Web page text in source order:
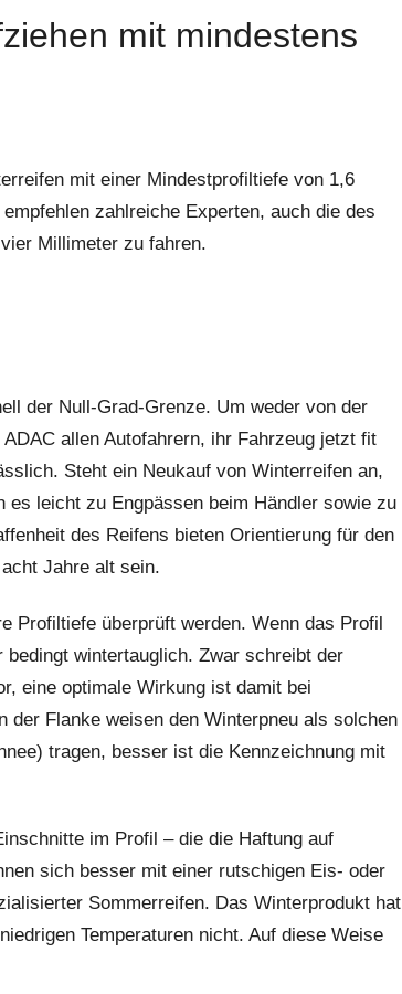
mit mindestens
mit einer Mindestprofiltiefe von 1,6
zahlreiche Experten, auch die des
Millimeter zu fahren.
der Null-Grad-Grenze. Um weder von der
allen Autofahrern, ihr Fahrzeug jetzt fit
Steht ein Neukauf von Winterreifen an,
leicht zu Engpässen beim Händler sowie zu
des Reifens bieten Orientierung für den
Jahre alt sein.
Profiltiefe überprüft werden. Wenn das Profil
wintertauglich. Zwar schreibt der
eine optimale Wirkung ist damit bei
der Flanke weisen den Winterpneu als solchen
tragen, besser ist die Kennzeichnung mit
im Profil – die die Haftung auf
sich besser mit einer rutschigen Eis- oder
Sommerreifen. Das Winterprodukt hat
Temperaturen nicht. Auf diese Weise